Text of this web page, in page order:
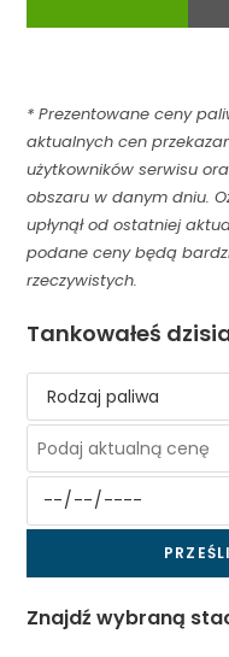
* Prezentowane ceny
aktualnych cen
użytkowników serwisu
obszaru w danym dniu.
upłynął od ostatniej
podane ceny będą
rzeczywistych.
Tankowałeś
Znajdź wybraną